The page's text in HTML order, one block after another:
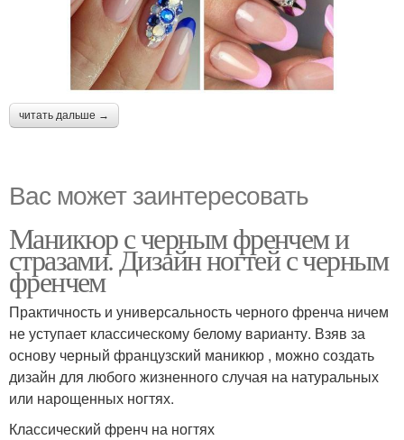
читать дальше →
Вас может заинтересовать
Маникюр с черным френчем и
стразами. Дизайн ногтей с черным
френчем
Практичность и универсальность черного френча ничем
не уступает классическому белому варианту. Взяв за
основу черный французский маникюр , можно создать
дизайн для любого жизненного случая на натуральных
или нарощенных ногтях.
Классический френч на ногтях